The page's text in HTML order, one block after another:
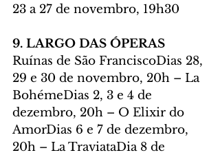
23 a 27 de novembro, 19h30
9. LARGO DAS ÓPERAS
Ruínas de São FranciscoDias 28,
29 e 30 de novembro, 20h – La
BohémeDias 2, 3 e 4 de
dezembro, 20h – O Elixir do
AmorDias 6 e 7 de dezembro,
20h – La TraviataDia 8 de